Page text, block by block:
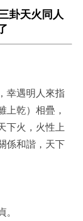
卦天火同人
幸遇明人來指
上乾）相疊，
下火，火性上
係和諧，天下
。